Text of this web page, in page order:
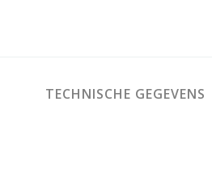
TECHNISCHE GEGEVENS